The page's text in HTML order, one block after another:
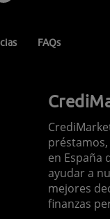
FAQs
en España
ayudar a
mejores
finanzas